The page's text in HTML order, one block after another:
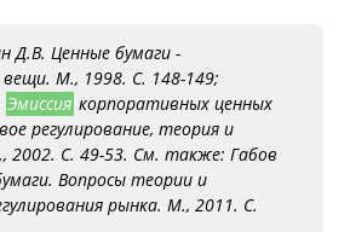
Д.В. Ценные бумаги -
вещи. М., 1998. С. 148-149;
Эмиссия корпоративных ценных
регулирование, теория и
2002. С. 49-53. См. также: Габов
Вопросы теории и
рынка. М., 2011. С.